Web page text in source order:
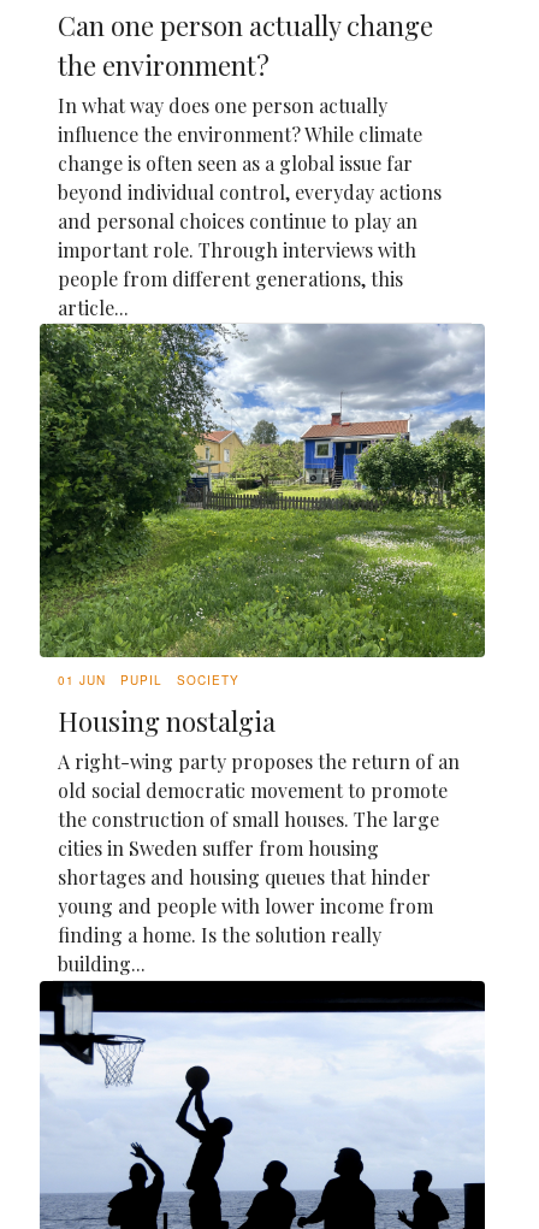
Can one person actually change
the environment?
In what way does one person actually
influence the environment? While climate
change is often seen as a global issue far
beyond individual control, everyday actions
and personal choices continue to play an
important role. Through interviews with
people from different generations, this
article...
01 JUN PUPIL SOCIETY
Housing nostalgia
A right-wing party proposes the return of an
old social democratic movement to promote
the construction of small houses. The large
cities in Sweden suffer from housing
shortages and housing queues that hinder
young and people with lower income from
finding a home. Is the solution really
building...